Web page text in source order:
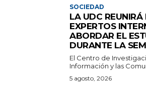
SOCIEDAD
LA UDC
EXPERTOS
ABORDAR EL
DURANTE LA
El Centro de
Información y las
5 agosto, 2026